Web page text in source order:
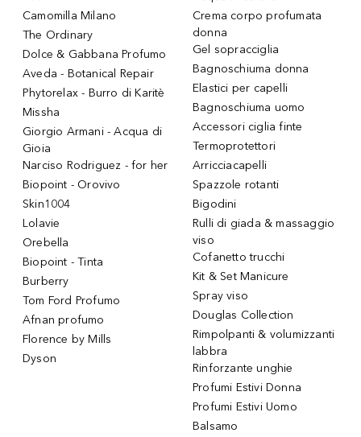
Camomilla Milano
The Ordinary
Dolce & Gabbana Profumo
Aveda - Botanical Repair
Phytorelax - Burro di Karitè
Missha
Giorgio Armani - Acqua di
Gioia
Narciso Rodriguez - for her
Biopoint - Orovivo
Skin1004
Lolavie
Orebella
Biopoint - Tinta
Burberry
Tom Ford Profumo
Afnan profumo
Florence by Mills
Dyson
Crema corpo profumata
donna
Gel sopracciglia
Bagnoschiuma donna
Elastici per capelli
Bagnoschiuma uomo
Accessori ciglia finte
Termoprotettori
Arricciacapelli
Spazzole rotanti
Bigodini
Rulli di giada & massaggio
viso
Cofanetto trucchi
Kit & Set Manicure
Spray viso
Douglas Collection
Rimpolpanti & volumizzanti
labbra
Rinforzante unghie
Profumi Estivi Donna
Profumi Estivi Uomo
Balsamo